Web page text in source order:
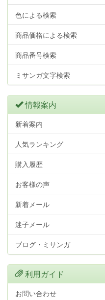
色による検索
商品価格による検索
商品番号検索
ミサンガ文字検索
情報案内
新着案内
人気ランキング
購入履歴
お客様の声
新着メール
迷子メール
ブログ・ミサンガ
利用ガイド
お問い合わせ